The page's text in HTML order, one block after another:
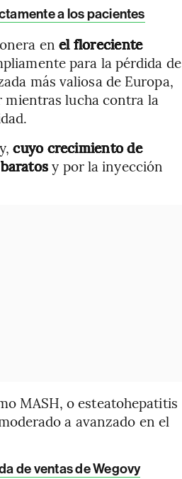
a los pacientes
en el floreciente
para la pérdida de
más valiosa de Europa,
mientras lucha contra la
cuyo crecimiento de
y por la inyección
MASH, o esteatohepatitis
a avanzado en el
de ventas de Wegovy